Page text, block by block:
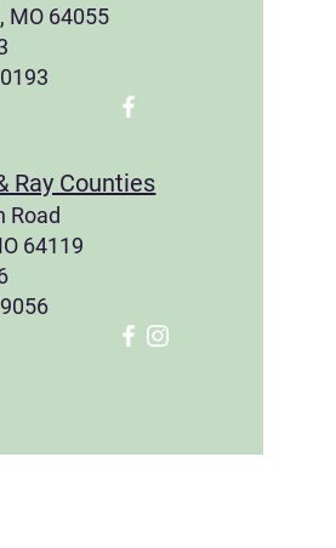
MO 64055
Ray Counties
Road
64119